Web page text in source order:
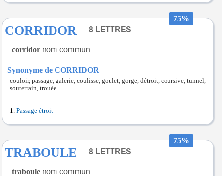
75%
CORRIDOR
corridor
Synonyme de CORRIDOR
couloir, passage, galerie, coulisse, goulet, gorge, détroit, coursive, tunnel,
souterrain, trouée.
Passage étroit
75%
TRABOULE
traboule